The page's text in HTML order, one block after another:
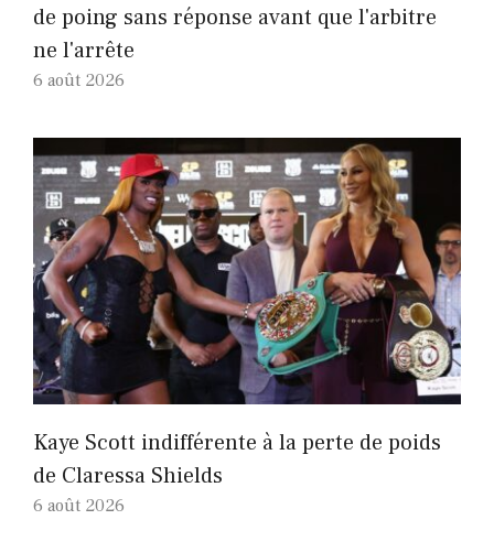
de poing sans réponse avant que l'arbitre
ne l'arrête
6 août 2026
Kaye Scott indifférente à la perte de poids
de Claressa Shields
6 août 2026